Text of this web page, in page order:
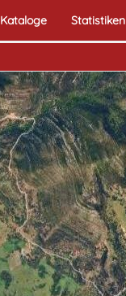
Kataloge Statistiken